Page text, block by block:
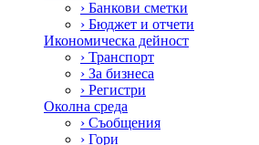
› Банкови сметки
› Бюджет и отчети
Икономическа дейност
› Транспорт
› За бизнеса
› Регистри
Околна среда
› Съобщения
› Гори